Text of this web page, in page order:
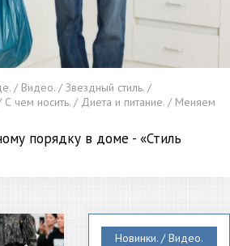
/ Видео. / Звездный стиль. /
С чем носить. / Диета и питание. / Меняем
порядку в доме - «Стиль
Новинки. / Видео.